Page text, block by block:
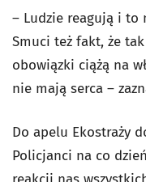
– Ludzie reagują i to
Smuci też fakt, że
obowiązki ciążą na
nie mają serca –
Do apelu Ekostraży
Policjanci na co